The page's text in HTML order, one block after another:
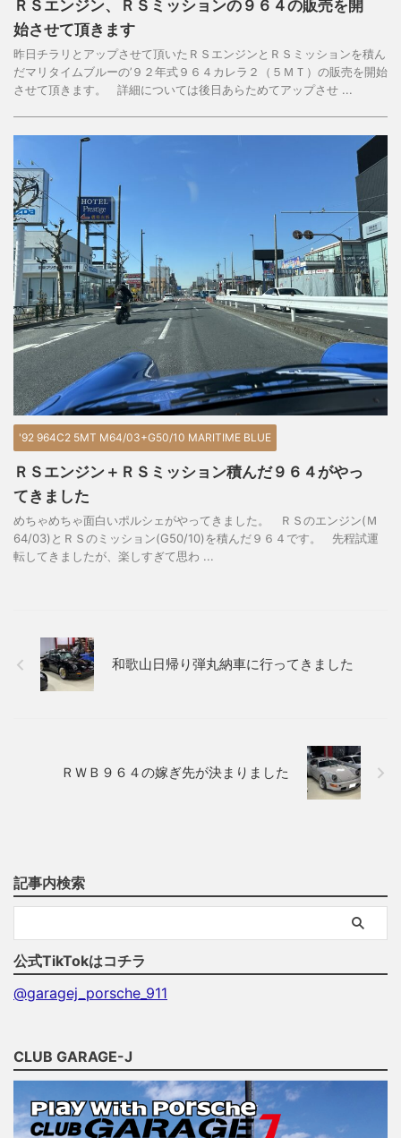
ＲＳエンジン、ＲＳミッションの９６４の販売を開
始させて頂きます
昨日チラリとアップさせて頂いたＲＳエンジンとＲＳミッションを積ん
だマリタイムブルーの’９２年式９６４カレラ２（５ＭＴ）の販売を開始
させて頂きます。 詳細については後日あらためてアップさせ ...
'92 964C2 5MT M64/03+G50/10 MARITIME BLUE
ＲＳエンジン＋ＲＳミッション積んだ９６４がやっ
てきました
めちゃめちゃ面白いポルシェがやってきました。 ＲＳのエンジン(Ｍ
64/03)とＲＳのミッション(G50/10)を積んだ９６４です。 先程試運
転してきましたが、楽しすぎて思わ ...
和歌山日帰り弾丸納車に行ってきました
ＲＷＢ９６４の嫁ぎ先が決まりました
記事内検索
公式TikTokはコチラ
@garagej_porsche_911
CLUB GARAGE-J